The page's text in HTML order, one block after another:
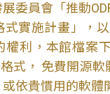
展委員會「推動
式實施計畫」，
權利，本館檔案
式， 免費開源
依貴慣用的軟體